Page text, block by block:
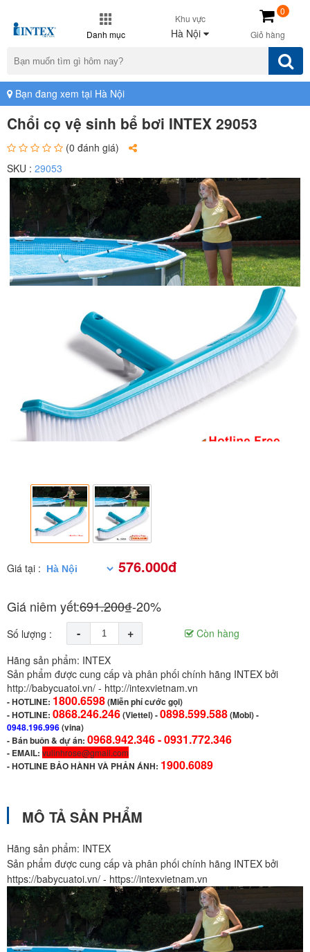
Danh mục
Khu vực
Hà Nội Giỏ hàng
0
Bạn đang xem tại Hà Nội
Chổi cọ vệ sinh bể bơi INTEX 29053
(0 đánh giá)
SKU : 29053
Giá tại : 576.000đ
Giá niêm yết:691.200₫-20%
Số lượng : - +
Còn hàng
Hãng sản phẩm: INTEX
Sản phẩm được cung cấp và phân phối chính hãng INTEX bởi
http://babycuatoi.vn/ - http://intexvietnam.vn
-HOTLINE: 1800.6598(Miễn phí cước gọi)
- HOTLINE: 0868.246.246(Viettel)-0898.599.588(Mobi) -
0948.196.996(vina)
- Bán buôn & dự án: 0968.942.346 -0931.772.346
- EMAIL: vulinhrose@gmail.com
-HOTLINE BẢO HÀNH VÀ PHẢN ÁNH: 1900.6089
MÔ TẢ SẢN PHẨM
Hãng sản phẩm: INTEX
Sản phẩm được cung cấp và phân phối chính hãng INTEX bởi
https://babycuatoi.vn/ - https://intexvietnam.vn